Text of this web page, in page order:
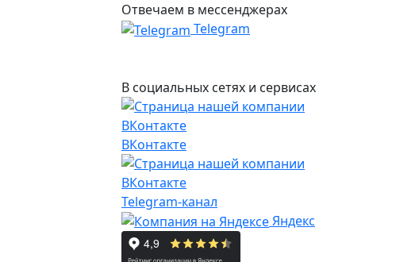
Отвечаем в мессенджерах
Telegram
В социальных сетях и сервисах
ВКонтакте
Telegram-канал
Яндекс